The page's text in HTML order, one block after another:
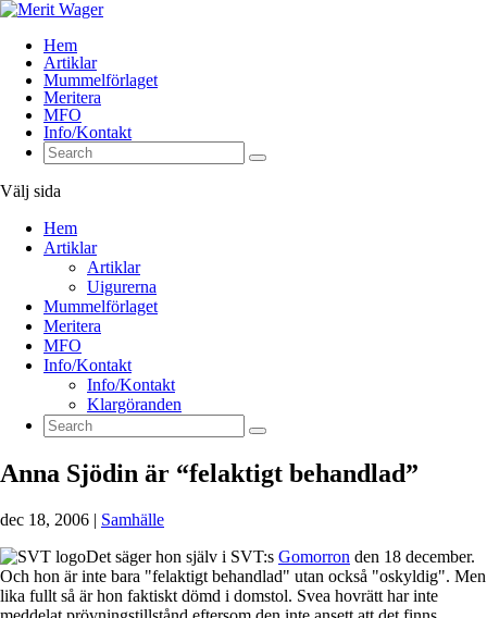
Hem
Artiklar
Mummelförlaget
Meritera
MFO
Info/Kontakt
Välj sida
Hem
Artiklar
Artiklar
Uigurerna
Mummelförlaget
Meritera
MFO
Info/Kontakt
Info/Kontakt
Klargöranden
Anna Sjödin är “felaktigt behandlad”
dec 18, 2006 | Samhälle
Det säger hon själv i SVT:s Gomorron den 18 december.
Och hon är inte bara "felaktigt behandlad" utan också "oskyldig". Men
lika fullt så är hon faktiskt dömd i domstol. Svea hovrätt har inte